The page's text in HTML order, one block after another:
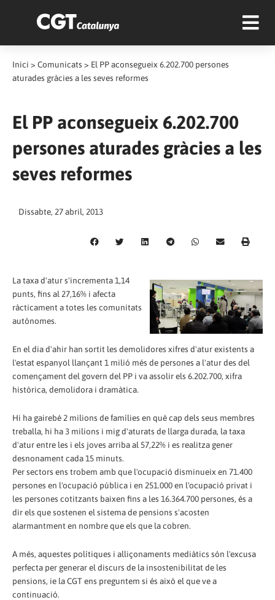
Inici > Comunicats > El PP aconsegueix 6.202.700 persones
aturades gràcies a les seves reformes
El PP aconsegueix 6.202.700
persones aturades gràcies a les
seves reformes
Dissabte, 27 abril, 2013
La taxa d'atur s'incrementa 1,14
punts, fins al 27,16% i afecta
ràcticament a totes les comunitats
autònomes.
En el dia d'ahir han sortit les demolidores xifres d'atur existents a
l'estat espanyol llançant 1 milió més de persones a l'atur des del
començament del govern del PP i va assolir els 6.202.700, xifra
històrica, demolidora i dramàtica.
Hi ha gairebé 2 milions de famílies en què cap dels seus membres
treballa, hi ha 3 milions i mig d'aturats de llarga durada, la taxa
d'atur entre les i els joves arriba al 57,22% i es realitza gener
desnonament cada 15 minuts.
Per sectors ens trobem amb que l'ocupació disminueix en 71.400
persones en l'ocupació pública i en 251.000 en l'ocupació privat i
les persones cotitzants baixen fins a les 16.364.700 persones, és a
dir els que sostenen el sistema de pensions s'acosten
alarmantment en nombre que els que la cobren.
A més, aquestes polítiques i alliçonaments mediàtics són l'excusa
perfecta per generar el discurs de la insostenibilitat de les
pensions, ie la CGT ens preguntem si és això el que ve a
continuació.